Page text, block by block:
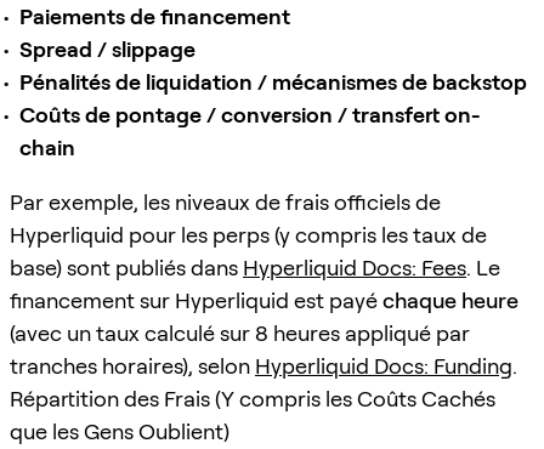
Paiements de financement
Spread / slippage
Pénalités de liquidation / mécanismes de backstop
Coûts de pontage / conversion / transfert on-
chain
Par exemple, les niveaux de frais officiels de
Hyperliquid pour les perps (y compris les taux de
base) sont publiés dans Hyperliquid Docs: Fees. Le
financement sur Hyperliquid est payéchaque heure
(avec un taux calculé sur 8 heures appliqué par
tranches horaires), selon Hyperliquid Docs: Funding.
Répartition des Frais (Y compris les Coûts Cachés
que les Gens Oublient)